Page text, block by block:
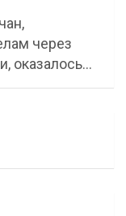
через
оказалось…